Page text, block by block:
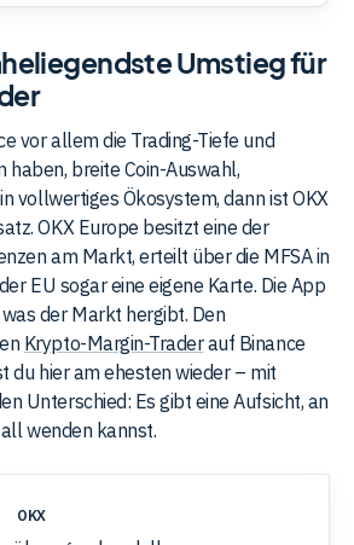
Umstieg für
vor allem die Trading-Tiefe und
haben, breite Coin-Auswahl,
vollwertiges Ökosystem, dann ist OKX
OKX Europe besitzt eine der
am Markt, erteilt über die MFSA in
EU sogar eine eigene Karte. Die App
der Markt hergibt. Den
Krypto-Margin-Traderauf Binance
du hier am ehesten wieder – mit
Unterschied: Es gibt eine Aufsicht, an
wenden kannst.
OKX